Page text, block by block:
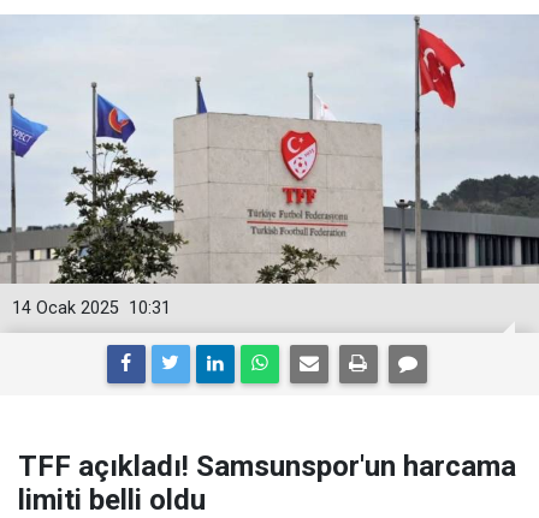
10:31
14 Ocak 2025
TFF açıkladı! Samsunspor'un harcama
limiti belli oldu